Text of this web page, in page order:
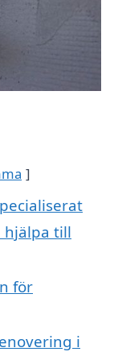
hjälpa till
för
i